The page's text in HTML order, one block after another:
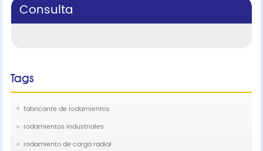
Consulta
Tags
fabricante de rodamientos
rodamientos industriales
rodamiento de carga radial